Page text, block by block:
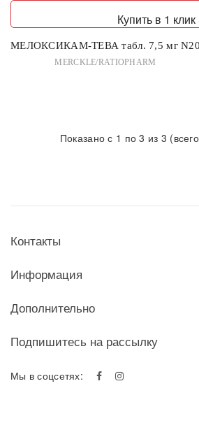
Купить в 1 клик
МЕЛОКСИКАМ-ТЕВА табл. 7,5 мг N20
MERCKLE/RATIOPHARM
Показано с 1 по 3 из 3
Контакты
Информация
Дополнительно
Подпишитесь на рассылку
Мы в соцсетях: